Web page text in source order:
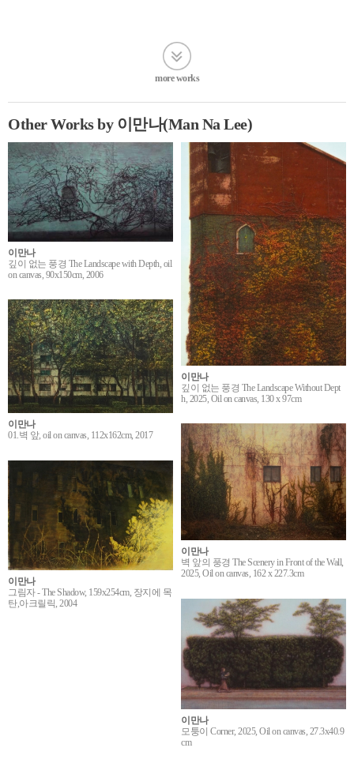
more works
Other Works by 이만나(Man Na Lee)
이만나
깊이 없는 풍경 The Landscape with Depth, oil
on canvas, 90x150cm, 2006
이만나
깊이 없는 풍경 The Landscape Without Dept
h, 2025, Oil on canvas, 130 x 97cm
이만나
01.벽 앞, oil on canvas, 112x162cm, 2017
이만나
벽 앞의 풍경 The Scenery in Front of the Wall,
2025, Oil on canvas, 162 x 227.3cm
이만나
그림자 - The Shadow, 159x254cm, 장지에 목
탄,아크릴릭, 2004
이만나
모퉁이 Corner, 2025, Oil on canvas, 27.3x40.9
cm